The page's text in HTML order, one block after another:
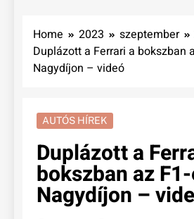
Home 2023 szeptember
Duplázott a Ferrari a bokszban
Nagydíjon – videó
AUTÓS HÍREK
Duplázott a
bokszban az
Nagydíjon –